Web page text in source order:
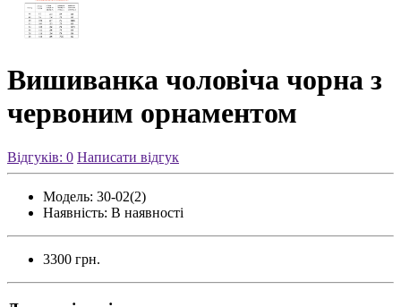
Вишиванка чоловіча чорна з
червоним орнаментом
Відгуків: 0 Написати відгук
Модель: 30-02(2)
Наявність: В наявності
3300 грн.